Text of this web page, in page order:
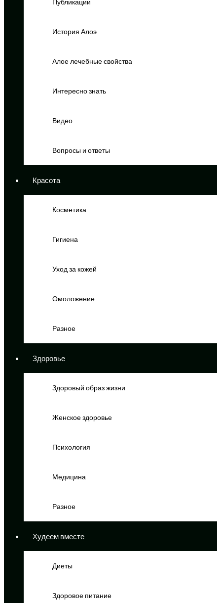
Публикации
История Алоэ
Алое лечебные свойства
Интересно знать
Видео
Вопросы и ответы
Красота
Косметика
Гигиена
Уход за кожей
Омоложение
Разное
Здоровье
Здоровый образ жизни
Женское здоровье
Психология
Медицина
Разное
Худеем вместе
Диеты
Здоровое питание